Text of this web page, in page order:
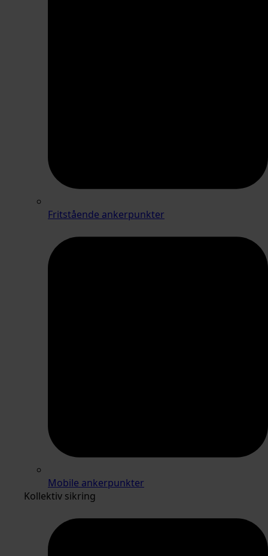
Fritstående ankerpunkter
Mobile ankerpunkter
Kollektiv sikring